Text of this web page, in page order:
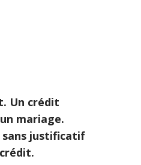
Un crédit
mariage.
sans justificatif